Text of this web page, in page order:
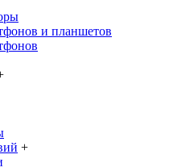
и планшетов
+